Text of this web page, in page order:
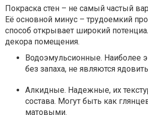
Покраска стен – не самый частый
Её основной минус – трудоемкий
способ открывает широкий
декора помещения.
Водоэмульсионные. Наиболее
без запаха, не являются
Алкидные. Надежные, их
состава. Могут быть как
матовыми.